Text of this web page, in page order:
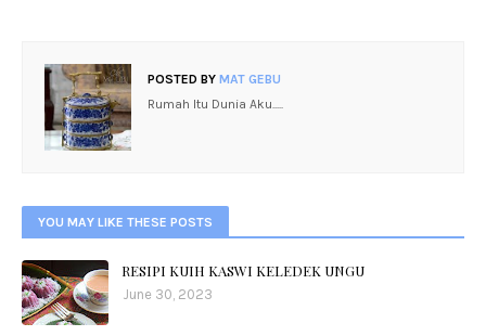
POSTED BY MAT GEBU
Rumah Itu Dunia Aku.....
YOU MAY LIKE THESE POSTS
RESIPI KUIH KASWI KELEDEK UNGU
June 30, 2023